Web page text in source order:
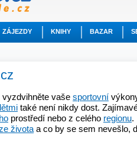
ZÁJEZDY KNIHY BAZAR
vyzdvihněte vaše sportovní
také není nikdy dost.
prostředí nebo z celého regionu.
života a co by se sem nevešlo,